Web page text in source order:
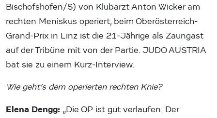
Bischofshofen/S) von Klubarzt Anton Wicker am
rechten Meniskus operiert, beim Oberösterreich-
Grand-Prix in Linz ist die 21-Jährige als Zaungast
auf der Tribüne mit von der Partie. JUDO AUSTRIA
bat sie zu einem Kurz-Interview.
Wie geht’s dem operierten rechten Knie?
Elena Dengg: „Die OP ist gut verlaufen. Der